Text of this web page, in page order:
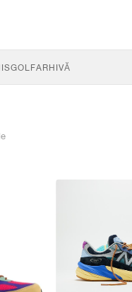
GOLFARHIVĂ